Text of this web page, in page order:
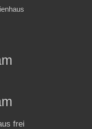
frei